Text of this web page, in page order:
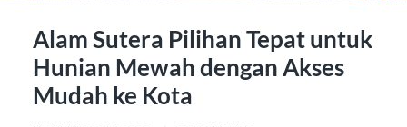
Alam Sutera Pilihan Tepat untuk
Hunian Mewah dengan Akses
Mudah ke Kota